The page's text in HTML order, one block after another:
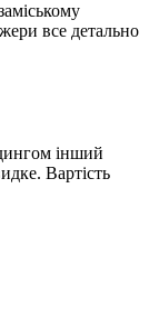
все детально
інший
Вартість